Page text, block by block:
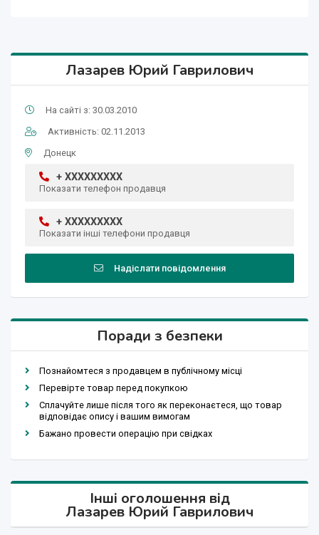
Лазарев Юрий Гаврилович
На сайті з: 30.03.2010
Активність: 02.11.2013
Донецк
+ XXXXXXXXX
Показати телефон продавця
+ XXXXXXXXX
Показати інші телефони продавця
Надіслати повідомлення
Поради з безпеки
Познайомтеся з продавцем в публічному місці
Перевірте товар перед покупкою
Сплачуйте лише після того як переконаєтеся, що товар
відповідає опису і вашим вимогам
Бажано провести операцію при свідках
Інші оголошення від
Лазарев Юрий Гаврилович